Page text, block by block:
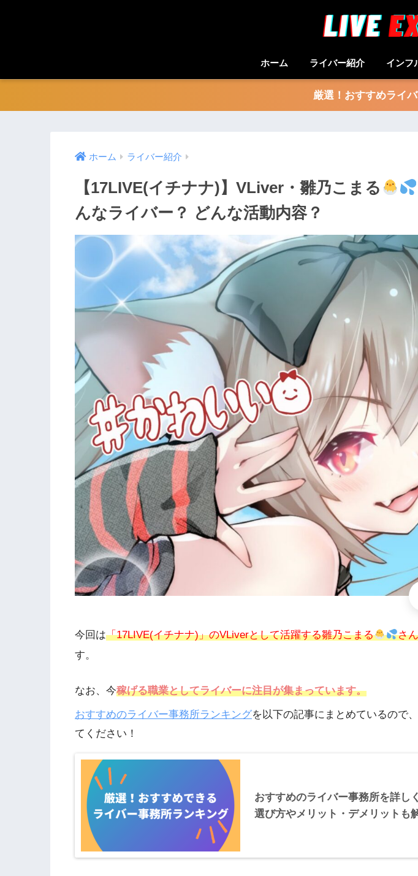
ホーム ライバー紹介 インフ
厳選！おすすめライ
ホーム ライバー紹介
【17LIVE(イチナナ)】VLiver・雛乃こまる
んなライバー？ どんな活動内容？
今回は「17LIVE(イチナナ)」のVLiverとして活躍する雛乃こまる さん
す。
なお、今稼げる職業としてライバーに注目が集まっています。
おすすめのライバー事務所ランキングを以下の記事にまとめているので
てください！
おすすめのライバー事務所を詳し
選び方やメリット・デメリットも